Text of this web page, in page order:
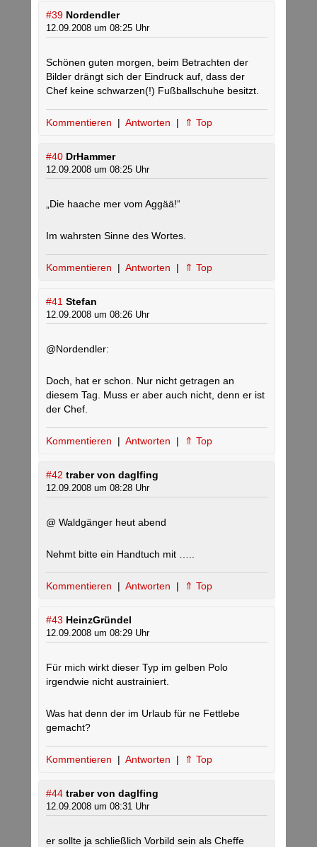
#39 Nordendler
12.09.2008 um 08:25 Uhr
Schönen guten morgen, beim Betrachten der
Bilder drängt sich der Eindruck auf, dass der
Chef keine schwarzen(!) Fußballschuhe besitzt.
Kommentieren | Antworten | ⇑ Top
#40 DrHammer
12.09.2008 um 08:25 Uhr
„Die haache mer vom Aggää!“
Im wahrsten Sinne des Wortes.
Kommentieren | Antworten | ⇑ Top
#41 Stefan
12.09.2008 um 08:26 Uhr
@Nordendler:
Doch, hat er schon. Nur nicht getragen an
diesem Tag. Muss er aber auch nicht, denn er ist
der Chef.
Kommentieren | Antworten | ⇑ Top
#42 traber von daglfing
12.09.2008 um 08:28 Uhr
@ Waldgänger heut abend
Nehmt bitte ein Handtuch mit …..
Kommentieren | Antworten | ⇑ Top
#43 HeinzGründel
12.09.2008 um 08:29 Uhr
Für mich wirkt dieser Typ im gelben Polo
irgendwie nicht austrainiert.
Was hat denn der im Urlaub für ne Fettlebe
gemacht?
Kommentieren | Antworten | ⇑ Top
#44 traber von daglfing
12.09.2008 um 08:31 Uhr
er sollte ja schließlich Vorbild sein als Cheffe